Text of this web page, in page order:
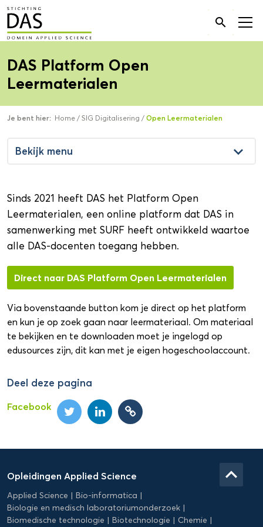
Zoek
naar:

DAS Platform Open
Leermaterialen
Je bent hier: Home / SIG Digitalisering / Open Leermaterialen
Sinds 2021 heeft DAS het Platform Open
Leermaterialen, een online platform dat DAS in
samenwerking met SURF heeft ontwikkeld waartoe
alle DAS-docenten toegang hebben.
Direct naar DAS Platform Open Leermaterialen
Via bovenstaande button kom je direct op het platform
en kun je op zoek gaan naar leermateriaal. Om materiaal
te bekijken en te downloaden moet je ingelogd op
edusources zijn, dit kan met je eigen hogeschoolaccount.
Deel deze pagina
Facebook
Bekijk menu keyboard_arrow_down
Applied
Science
Opleidingen Applied Science
Applied Science
Bio-informatica
Biologie en medisch laboratoriumonderzoek
Biomedische technologie
Biotechnologie Chemie
keyboard_arrow_up